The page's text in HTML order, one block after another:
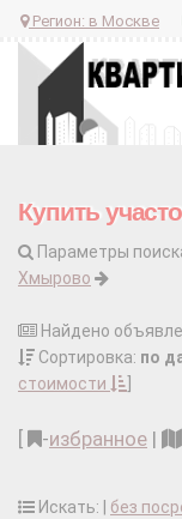
Регион: в Москве
Купить
Параметры
Хмырово
Найдено
Сортировка: по
стоимости
-избранное |
Искать: | без